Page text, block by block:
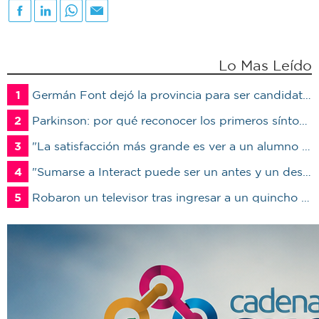
Lo Mas Leído
1
Germán Font dejó la provincia para ser candidato en Marcos Juárez
2
Parkinson: por qué reconocer los primeros síntomas puede cambiar la calidad de vida del paciente
3
"La satisfacción más grande es ver a un alumno trabajando": Jorge Vicente se jubiló luego de 38 años en el IPET51
4
"Sumarse a Interact puede ser un antes y un después en la vida de un joven"
5
Robaron un televisor tras ingresar a un quincho en una vivienda de Marcos Juárez